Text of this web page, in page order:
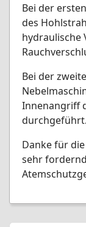
Bei der
des
hydraulische
Bei der
Innenangriff
durchgeführt.
Danke für
sehr